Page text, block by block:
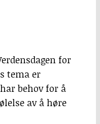
for
tema er
behov for å
av å høre